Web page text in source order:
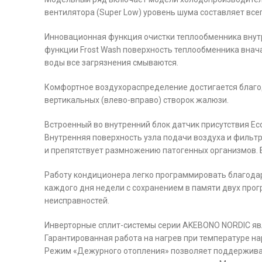
вентилятора (Super Low) уровень шума составляет
Инновационная функция очистки теплообменника
функции Frost Wash поверхность теплообменника
воды все загрязнения смываются.
Комфортное воздухораспределение достигается
вертикальных (влево-вправо) створок жалюзи.
Встроенный во внутренний блок датчик присутствия
Внутренняя поверхность узла подачи воздуха и
и препятствует размножению патогенных
Работу кондиционера легко программировать
каждого дня недели с сохранением в памяти двух
неисправностей.
Инверторные сплит-системы серии AKEBONO
Гарантированная работа на нагрев при температуре
Режим «Дежурного отопления» позволяет